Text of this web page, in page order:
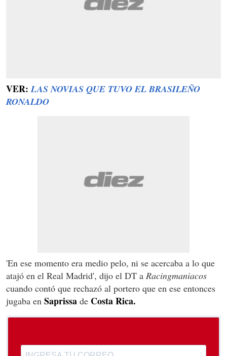
VER:LAS NOVIAS QUE TUVO EL BRASILEÑO
RONALDO
'En ese momento era medio pelo, ni se acercaba a lo que
atajó en el Real Madrid', dijo el DT a Racingmaniacos
cuando contó que rechazó al portero que en ese entonces
jugaba en Saprissa de Costa Rica.